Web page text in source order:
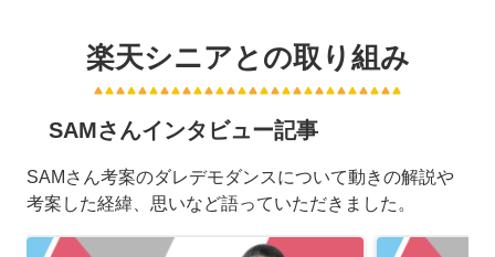
楽天シニアとの取り組み
SAMさんインタビュー記事
SAMさん考案のダレデモダンスについて動きの解説や
考案した経緯、思いなど語っていただきました。